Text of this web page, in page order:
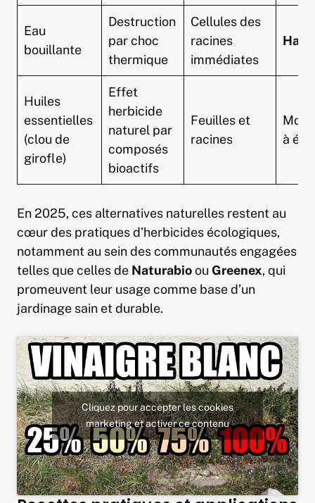
Eau
bouillante
Destruction
par choc
thermique
Cellules des
racines
immédiates
Huiles
essentielles
(clou de
girofle)
Effet
herbicide
naturel par
composés
bioactifs
Feuilles et
racines
à
En 2025, ces alternatives naturelles restent au
cœur des pratiques d’herbicides écologiques,
notamment au sein des communautés engagées
telles que celles de Naturabioou Greenex, qui
promeuvent leur usage comme base d’un
jardinage sain et durable.
Cliquez pour accepter les cookies
marketing et activer ce contenu